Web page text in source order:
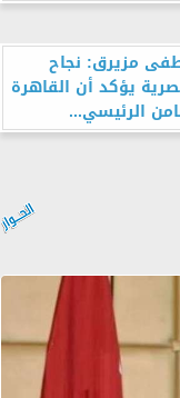
مزيرق: نجاح
يؤكد أن القاهرة
الرئيسي...